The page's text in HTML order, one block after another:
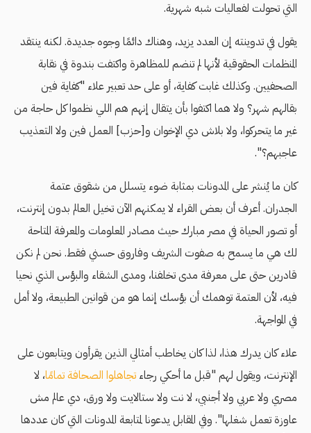
التي تحولت لفعاليات شبه شهرية.
يقول في تدوينته إن العدد يزيد، وهناك دائمًا وجوه جديدة. لكنه ينتقد
المنظمات الحقوقية لأنها لم تنضم للمظاهرة واكتفت بندوة في نقابة
الصحفيين. وكذلك غابت كفاية، أو على حد تعبير علاء "كفاية فين
بقالهم شهر؟ ولا هما اكتفوا بأن يتقال إنهم هم اللي نظموا كل حاجة من
غير ما يتحركوا، ولا بلاش دي الإخوان و[حزب] العمل فين ولا التعذيب
عاجبهم؟".
كان ما يُنشر على المدونات بمثابة ضوء يتسلل من شقوق عتمة
الجدران. أعرف أن بعض القراء لا يمكنهم الآن تخيل العالم بدون إنترنت،
أو تصور الحياة في مصر مبارك حيث مصادر المعلومات والمعرفة المتاحة
لك هي ما يسمح به صفوت الشريف وفاروق حسني فقط. نحن لم نكن
قادرين حتى على معرفة مدى تخلفنا، ومدى الشقاء والبؤس الذي نحيا
فيه، لأن العتمة توهمك أن بؤسك إنما هو من قوانين الطبيعة، ولا أمل
في المواجهة.
علاء كان يدرك هذا، لذا كان يخاطب أمثالي الذين يقرأون ويتابعون على
الإنترنت، ويقول لهم "قبل ما أحكي رجاء تجاهلوا الصحافة تمامًا، لا
مصري ولا عربي ولا أجنبي، لا نت ولا ستالايت ولا ورق، دي عالم مش
عاوزة تعمل شغلها". وفي المقابل يدعونا لمتابعة المدونات التي كان عددها